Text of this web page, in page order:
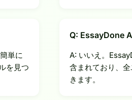
単に
を見つ
Q: EssayDone
A: いいえ。
含まれており、
きます。